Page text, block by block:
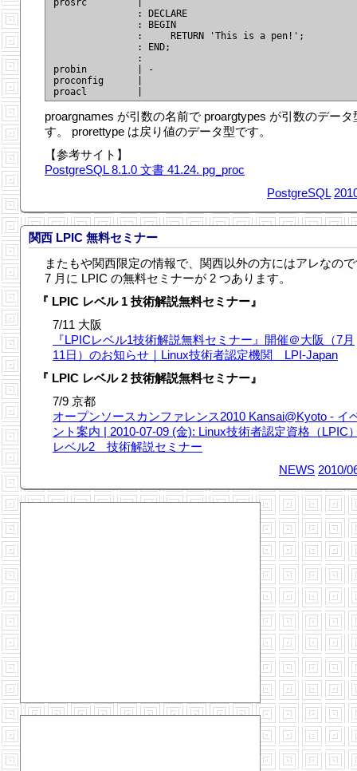
prosrc         |
               : DECLARE
               : BEGIN
               :     RETURN 'This is a pen!';
               : END;
               :
probin         | -
proconfig      |
proargnames が引数の名前で proargtypes が引数のデータ
す。 prorettype は戻り値のデータ型です。
【参考サイト】
PostgreSQL 8.1.0 文書 41.24. pg_proc
PostgreSQL
関西 LPIC 無料セミナー
またもや関西限定の情報で、関西以外の方にはアレなの
7 月に LPIC の無料セミナーが 2 つあります。
『 LPIC レベル 1 技術解説無料セミナー』
7/11 大阪
『LPICレベル1技術解説無料セミナー』開催＠大阪（7月
11日）のお知らせ｜Linux技術者認定機関 LPI-Japan
『 LPIC レベル 2 技術解説無料セミナー』
7/9 京都
オープンソースカンファレンス2010 Kansai@Kyoto - イ
ント案内 | 2010-07-09 (金): Linux技術者認定資格（LPIC
レベル2 技術解説セミナー
NEWS 2010/